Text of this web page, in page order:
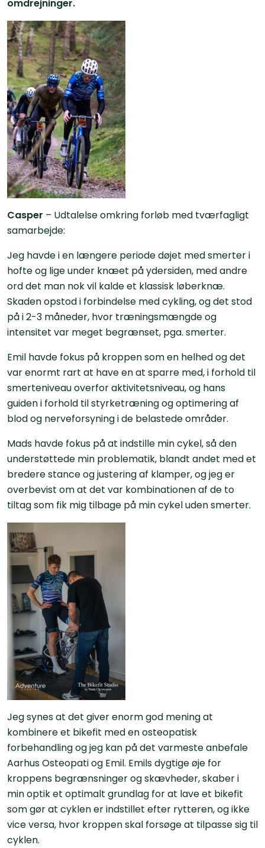
omdrejninger.
Casper – Udtalelse omkring forløb med tværfagligt
samarbejde:
Jeg havde i en længere periode døjet med smerter i
hofte og lige under knæet på ydersiden, med andre
ord det man nok vil kalde et klassisk løberknæ.
Skaden opstod i forbindelse med cykling, og det stod
på i 2-3 måneder, hvor træningsmængde og
intensitet var meget begrænset, pga. smerter.
Emil havde fokus på kroppen som en helhed og det
var enormt rart at have en at sparre med, i forhold til
smerteniveau overfor aktivitetsniveau, og hans
guiden i forhold til styrketræning og optimering af
blod og nerveforsyning i de belastede områder.
Mads havde fokus på at indstille min cykel, så den
understøttede min problematik, blandt andet med et
bredere stance og justering af klamper, og jeg er
overbevist om at det var kombinationen af de to
tiltag som fik mig tilbage på min cykel uden smerter.
Jeg synes at det giver enorm god mening at
kombinere et bikefit med en osteopatisk
forbehandling og jeg kan på det varmeste anbefale
Aarhus Osteopati og Emil. Emils dygtige øje for
kroppens begrænsninger og skævheder, skaber i
min optik et optimalt grundlag for at lave et bikefit
som gør at cyklen er indstillet efter rytteren, og ikke
vice versa, hvor kroppen skal forsøge at tilpasse sig til
cyklen.